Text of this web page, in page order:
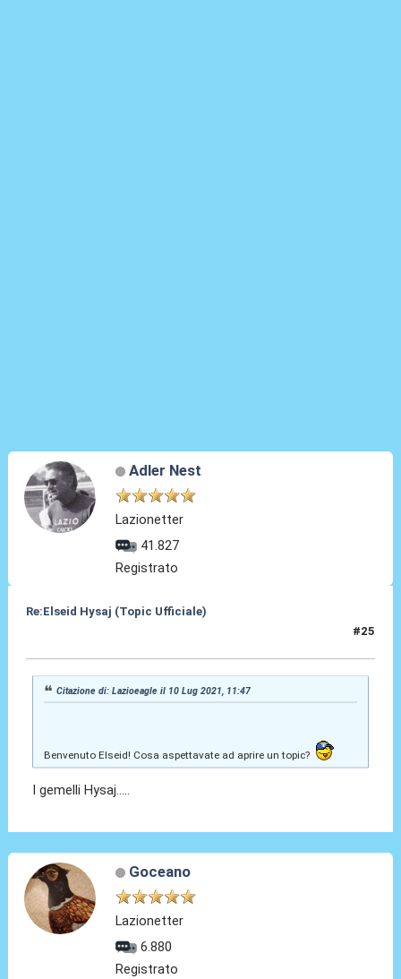
Adler Nest
Lazionetter
41.827
Registrato
Re:Elseid Hysaj (Topic Ufficiale)
#25
Citazione di: Lazioeagle il 10 Lug 2021, 11:47
Benvenuto Elseid! Cosa aspettavate ad aprire un topic?
I gemelli Hysaj.....
Goceano
Lazionetter
6.880
Registrato